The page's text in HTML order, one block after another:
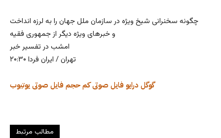
چگونه سخنرانی شیخ ویژه در سازمان ملل جهان را به لرزه انداخت
و خبرهای ویژه دیگر از جمهوری فقیه
امشب در تفسیر خبر
۲۰:۳۰ تهران / ایران فردا
یوتیوب فایل صوتی فایل صوتی کم حجم گوگل درایو
مطالب مرتبط